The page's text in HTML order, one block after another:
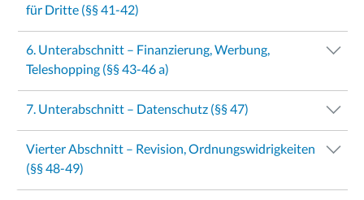
für Dritte (§§ 41-42)
6. Unterabschnitt – Finanzierung, Werbung,
Teleshopping (§§ 43-46 a)
7. Unterabschnitt – Datenschutz (§§ 47)
Vierter Abschnitt – Revision, Ordnungswidrigkeiten
(§§ 48-49)